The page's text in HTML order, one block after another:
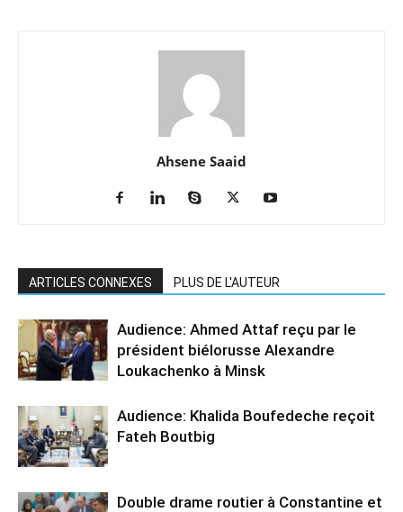
Ahsene Saaid
ARTICLES CONNEXES PLUS DE L'AUTEUR
Audience: Ahmed Attaf reçu par le
président biélorusse Alexandre
Loukachenko à Minsk
Audience: Khalida Boufedeche reçoit
Fateh Boutbig
Double drame routier à Constantine et